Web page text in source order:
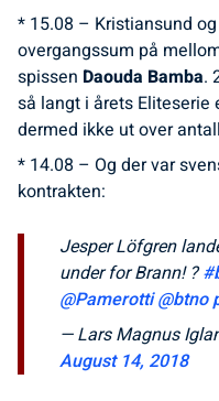
* 15.08 – Kristiansund
overgangssum på
spissen Daouda Bamba.
så langt i årets
dermed ikke ut over
* 14.08 – Og der var
kontrakten:
Jesper Löfgren
under for Brann! ?
@Pamerotti@btno
— Lars Magnus
August 14, 2018